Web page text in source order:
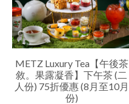
METZ Luxury Tea【午後茶
敘。果露凝香】下午茶 (二
人份) 75折優惠 (8月至10月
份)